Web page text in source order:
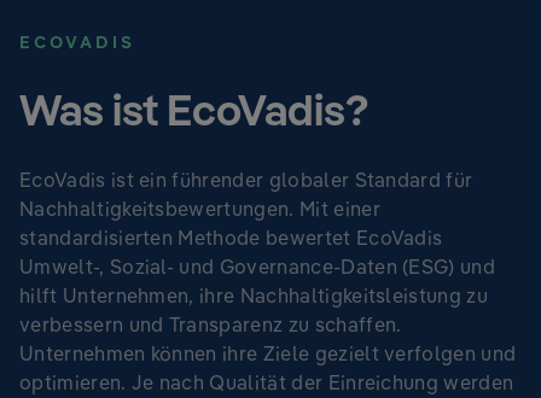
ECOVADIS
Was ist EcoVadis?
EcoVadis ist ein führender globaler Standard für
Nachhaltigkeitsbewertungen. Mit einer
standardisierten Methode bewertet EcoVadis
Umwelt-, Sozial- und Governance-Daten (ESG) und
hilft Unternehmen, ihre Nachhaltigkeitsleistung zu
verbessern und Transparenz zu schaffen.
Unternehmen können ihre Ziele gezielt verfolgen und
optimieren. Je nach Qualität der Einreichung werden